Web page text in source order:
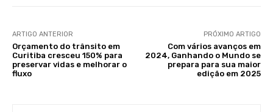
ARTIGO ANTERIOR
Orçamento do trânsito em
Curitiba cresceu 150% para
preservar vidas e melhorar o
fluxo
PRÓXIMO ARTIGO
Com vários avanços em
2024, Ganhando o Mundo se
prepara para sua maior
edição em 2025